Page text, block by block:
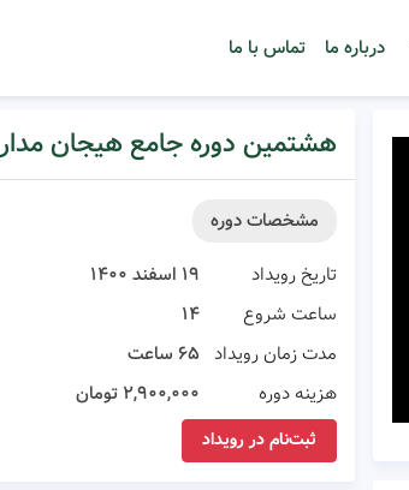
درباره ما تماس با ما
هشتمین دوره جامع هیجان مدار
مشخصات دوره
تاریخ رویداد
۱۹ اسفند ۱۴۰۰
ساعت شروع
۱۴
مدت زمان رویداد ۶۵ ساعت
هزینه دوره
۲,۹۰۰,۰۰۰ تومان
ثبت‌نام در رویداد